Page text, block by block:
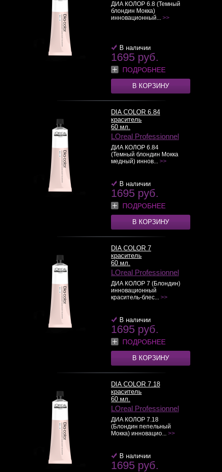
ДИА КОЛОР 6.8 (Темный
блондин Мокка)
инновационный... >>
В наличии
1695 руб.
ПОДРОБНЕЕ
В КОРЗИНУ
DIA COLOR 6.84
краситель
60 мл.
LOreal Professionnel
ДИА КОЛОР 6.84
(Темный блондин Мокка
медный) иннов... >>
В наличии
1695 руб.
ПОДРОБНЕЕ
В КОРЗИНУ
DIA COLOR 7
краситель
60 мл.
LOreal Professionnel
ДИА КОЛОР 7 (Блондин)
инновационный
краситель-блес... >>
В наличии
1695 руб.
ПОДРОБНЕЕ
В КОРЗИНУ
DIA COLOR 7.18
краситель
60 мл.
LOreal Professionnel
ДИА КОЛОР 7.18
(Блондин пепельный
Мокка) инновацио... >>
В наличии
1695 руб.